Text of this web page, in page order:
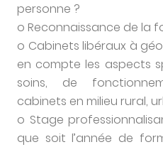
personne ?
o Reconnaissance de la
o Cabinets libéraux à
en compte les aspects
soins, de
cabinets en milieu rural,
o Stage
que soit l’année de